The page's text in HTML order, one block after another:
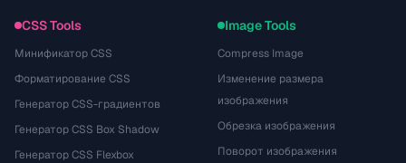
CSS Tools
Минификатор CSS
Форматирование CSS
Генератор CSS-градиентов
Генератор CSS Box Shadow
Генератор CSS Flexbox
Image Tools
Compress Image
Изменение размера
изображения
Обрезка изображения
Поворот изображения